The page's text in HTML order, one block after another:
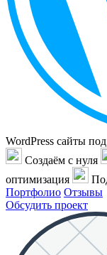
WordPress сайты
Создаём с нуля
оптимизация
Портфолио Отзывы
Обсудить проект